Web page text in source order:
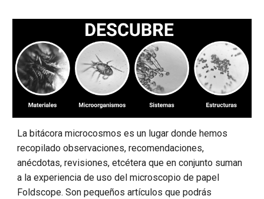
La bitácora microcosmos es un lugardonde hemos
recopilado observaciones, recomendaciones,
anécdotas, revisiones, etcétera que en conjunto suman
a la experiencia de uso del microscopio de papel
Foldscope.Son pequeños artículos que podrás